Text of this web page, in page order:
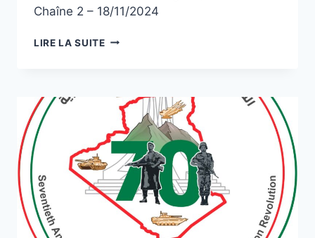
Chaîne 2 – 18/11/2024
LIRE LA SUITE